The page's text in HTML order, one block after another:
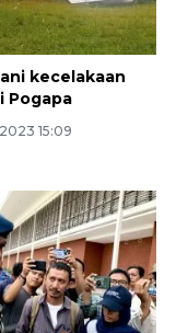
kecelakaan
Pogapa
15:09